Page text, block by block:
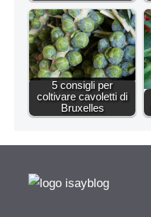
5 consigli per
coltivare cavoletti di
Bruxelles